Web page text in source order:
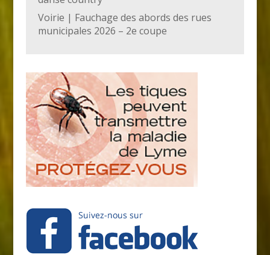
Voirie | Fauchage des abords des rues
municipales 2026 – 2e coupe